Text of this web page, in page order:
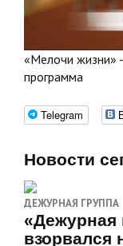
«Мелочи жизни»
программа
Telegram
Новости
ДЕЖУРНАЯ ГРУППА
«Дежурная
взорвался